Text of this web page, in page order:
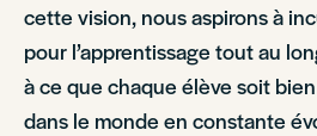
cette vision, nous aspirons à
pour l’apprentissage tout au
à ce que chaque élève soit
dans le monde en constante